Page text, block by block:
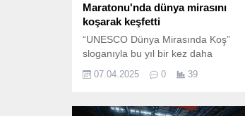
Maratonu'nda dünya mirasını
koşarak keşfetti
“UNESCO Dünya Mirasında Koş”
sloganıyla bu yıl bir kez daha
final sevinci Uğur Mumcu Sevgi
yaşandı.
07.04.2025 0 39